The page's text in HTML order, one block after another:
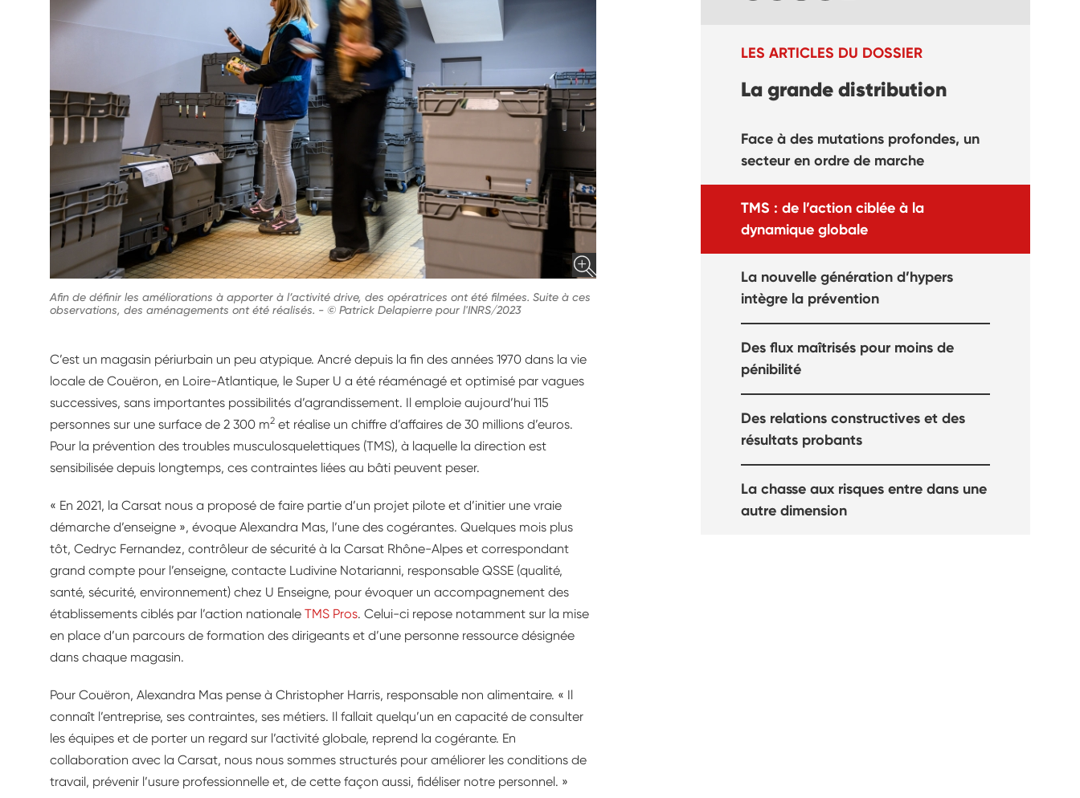
Afin de définir les améliorations à apporter à l’activité drive, des opératrices ont été filmées. Suite à ces
observations, des aménagements ont été réalisés. - © Patrick Delapierre pour l'INRS/2023
C’est un magasin périurbain un peu atypique. Ancré depuis la fin des années 1970 dans la vie
locale de Couëron, en Loire-Atlantique, le Super U a été réaménagé et optimisé par vagues
successives, sans importantes possibilités d’agrandissement. Il emploie aujourd’hui 115
personnes sur une surface de 2 300 m2 et réalise un chiffre d’affaires de 30 millions d’euros.
Pour la prévention des troubles musculosquelettiques (TMS), à laquelle la direction est
sensibilisée depuis longtemps, ces contraintes liées au bâti peuvent peser.
« En 2021, la Carsat nous a proposé de faire partie d’un projet pilote et d’initier une vraie
démarche d’enseigne », évoque Alexandra Mas, l’une des cogérantes. Quelques mois plus
tôt, Cedryc Fernandez, contrôleur de sécurité à la Carsat Rhône-Alpes et correspondant
grand compte pour l’enseigne, contacte Ludivine Notarianni, responsable QSSE (qualité,
santé, sécurité, environnement) chez U Enseigne, pour évoquer un accompagnement des
établissements ciblés par l’action nationale TMS Pros. Celui-ci repose notamment sur la mise
en place d’un parcours de formation des dirigeants et d’une personne ressource désignée
dans chaque magasin.
Pour Couëron, Alexandra Mas pense à Christopher Harris, responsable non alimentaire. « Il
connaît l’entreprise, ses contraintes, ses métiers. Il fallait quelqu’un en capacité de consulter
les équipes et de porter un regard sur l’activité globale, reprend la cogérante. En
collaboration avec la Carsat, nous nous sommes structurés pour améliorer les conditions de
travail, prévenir l’usure professionnelle et, de cette façon aussi, fidéliser notre personnel. »
LES ARTICLES DU DOSSIER
La grande distribution
Face à des mutations profondes, un
secteur en ordre de marche
TMS : de l’action ciblée à la
dynamique globale
La nouvelle génération d’hypers
intègre la prévention
Des flux maîtrisés pour moins de
pénibilité
Des relations constructives et des
résultats probants
La chasse aux risques entre dans une
autre dimension